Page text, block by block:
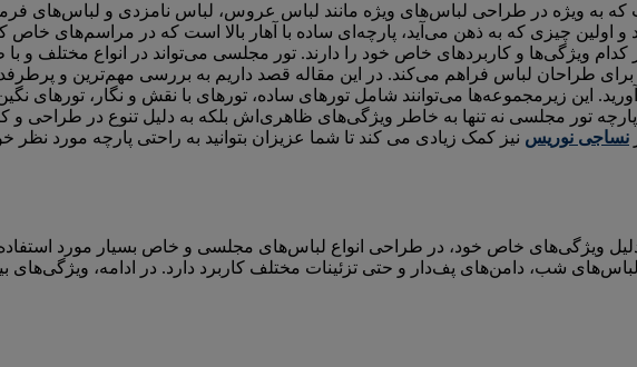
به ویژه در طراحی لباس‌های ویژه مانند لباس عروس، لباس نامزدی و لباس‌های
چیزی که به ذهن می‌آید، پارچه‌ای ساده با آهار بالا است که در مراسم‌های خاص
ویژگی‌ها و کاربردهای خاص خود را دارند. تور مجلسی می‌تواند در انواع مختلف و
طراحان لباس فراهم می‌کند. در این مقاله قصد داریم به بررسی مهم‌ترین و
این زیرمجموعه‌ها می‌توانند شامل تورهای ساده، تورهای با نقش و نگار، تورهای
تور مجلسی نه تنها به خاطر ویژگی‌های ظاهری‌اش بلکه به دلیل تنوع در طراحی و
نساجی نوریس نیز کمک زیادی می کند تا شما عزیزان بتوانید به راحتی پارچه مورد نظر
ویژگی‌های خاص خود، در طراحی انواع لباس‌های مجلسی و خاص بسیار مورد استفاده
شب، دامن‌های پف‌دار و حتی تزئینات مختلف کاربرد دارد. در ادامه، ویژگی‌های